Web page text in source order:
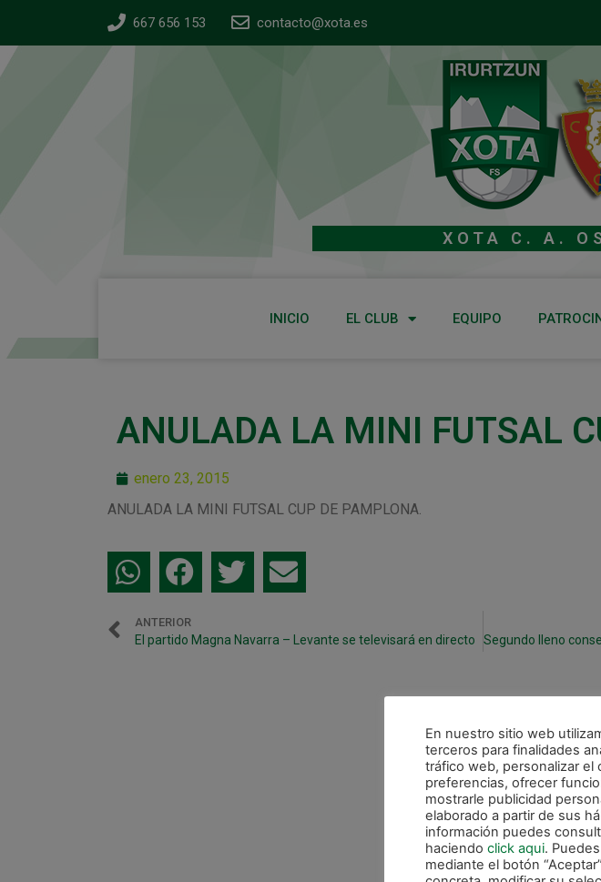
667 656 153 contacto@xota.es
XOTA C. A.
INICIO EL CLUB EQUIPO
ANULADA LA MINI FUTSAL
enero 23, 2015
ANULADA LA MINI FUTSAL CUP DE PAMPLONA.
ANTERIOR
El partido Magna Navarra – Levante se televisará en directo
En nuestro sitio web
terceros para finalidades
tráfico web, personalizar
preferencias, ofrecer
mostrarle publicidad
elaborado a partir de sus
información puedes
haciendo click aqui.
mediante el botón